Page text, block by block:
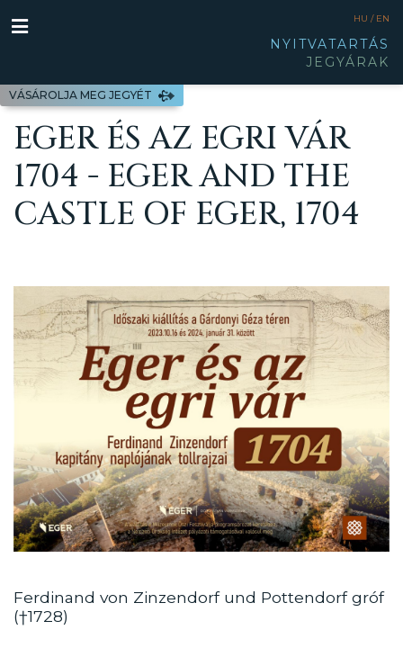
VÁSÁROLJA MEG JEGYÉT
HU / EN
NYITVATARTÁS
JEGYÁRAK
EGER ÉS AZ EGRI VÁR
1704 - EGER AND THE
CASTLE OF EGER, 1704
Ferdinand von Zinzendorf und Pottendorf gróf
(†1728)